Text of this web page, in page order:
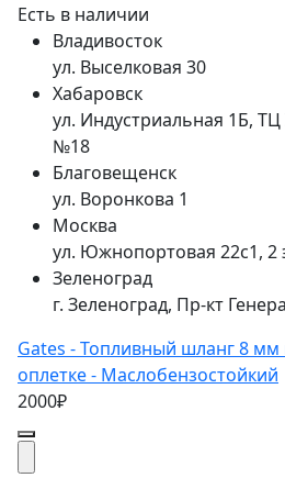
Есть в наличии
Владивосток
ул. Выселковая 30
Хабаровск
ул. Индустриальная 1Б,
№18
Благовещенск
ул. Воронкова 1
Москва
ул. Южнопортовая 22с1, 2
Зеленоград
г. Зеленоград, Пр-кт
Gates - Топливный шланг 8 мм
оплетке - Маслобензостойкий
2000₽